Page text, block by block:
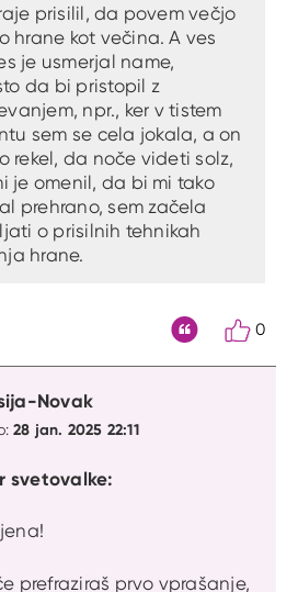
prisilil, da povem večjo
hrane kot večina. A ves
je usmerjal name,
da bi pristopil z
npr., ker v tistem
sem se cela jokala, a on
rekel, da noče videti solz,
je omenil, da bi mi tako
prehrano, sem začela
o prisilnih tehnikah
hrane.
0
Novak
28 jan. 2025 22:11
svetovalke:
prefraziraš prvo vprašanje,